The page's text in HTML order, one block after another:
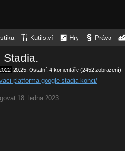
Kutilství Hry Právo
Stadia.
20:25 Ostatní , 4 komentáře (2452 zobrazení)
platforma-google-stadia-konci/
18. ledna 2023